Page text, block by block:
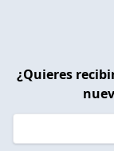
¿Quieres